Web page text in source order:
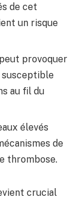
de cet
un risque
provoquer
susceptible
au fil du
élevés
de
thrombose.
crucial